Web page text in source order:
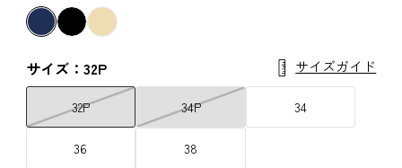
サイズ：32P サイズガイド
32P 34P 34
36 38